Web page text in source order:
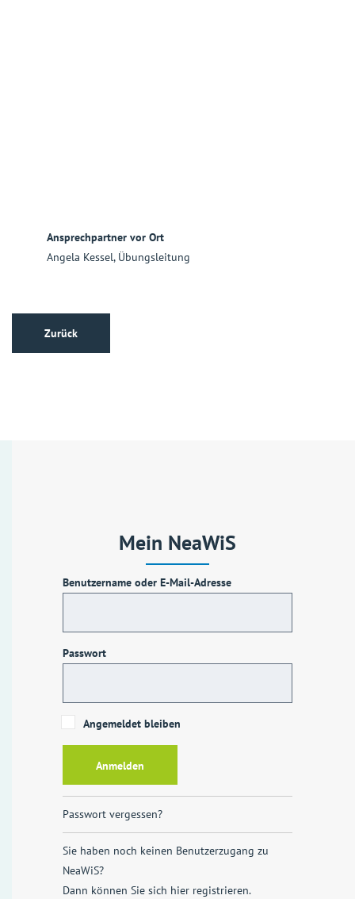
Ansprechpartner vor Ort
Angela Kessel, Übungsleitung
Zurück
Mein NeaWiS
Benutzername oder E-Mail-Adresse
Passwort
Angemeldet bleiben
Passwort vergessen?
Sie haben noch keinen Benutzerzugang zu
NeaWiS?
Dann können Sie sich hier registrieren.